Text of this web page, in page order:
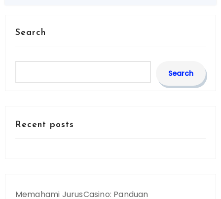
Search
Search
Recent posts
Memahami JurusCasino: Panduan